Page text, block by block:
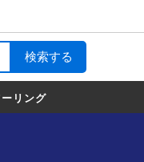
ーリング